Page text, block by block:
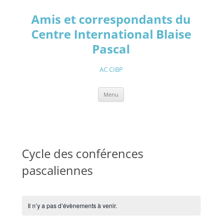
contenuAmis et correspondants du
Centre International Blaise
Pascal
AC CIBP
Menu
Cycle des conférences
pascaliennes
Il n’y a pas d’évènements à venir.